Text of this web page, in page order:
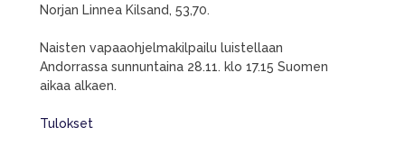
Norjan Linnea Kilsand, 53,70.
Naisten vapaaohjelmakilpailu luistellaan
Andorrassa sunnuntaina 28.11. klo 17.15 Suomen
aikaa alkaen.
Tulokset